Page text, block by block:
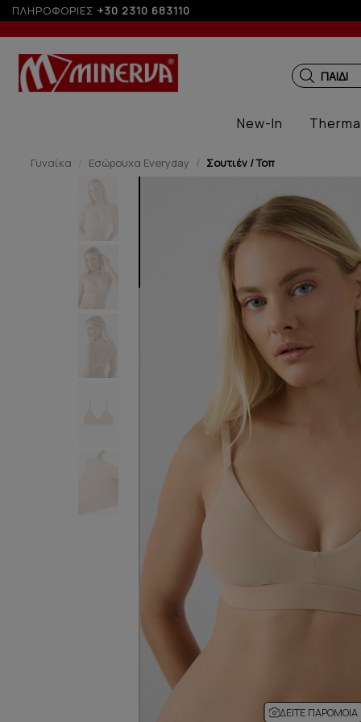
ΠΛΗΡΟΦΟΡΙΕΣ +30 2310 683110
New-In
Γυναίκα Εσώρουχα Everyday Σουτιέν / Τοπ
ΔΕΊΤΕ ΠΑΡΌΜΟΙΑ